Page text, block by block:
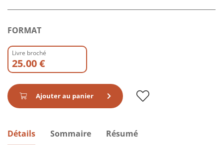
FORMAT
Livre broché
25.00 €
Ajouter au panier
Détails Sommaire Résumé